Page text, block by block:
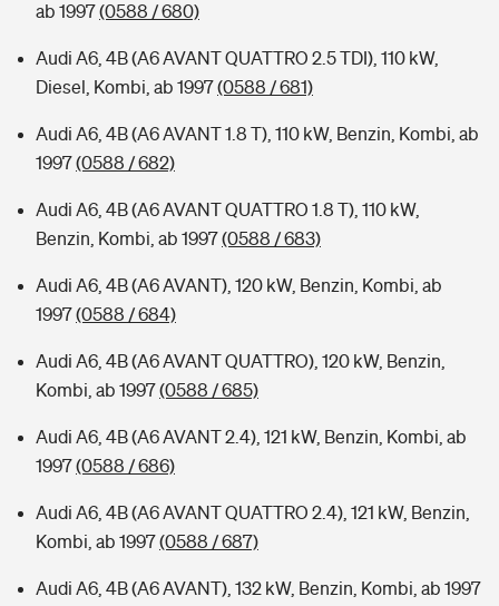
ab 1997(0588 / 680)
Audi A6, 4B (A6 AVANT QUATTRO 2.5 TDI), 110 kW,
Diesel, Kombi, ab 1997(0588 / 681)
Audi A6, 4B (A6 AVANT 1.8 T), 110 kW, Benzin, Kombi, ab
1997(0588 / 682)
Audi A6, 4B (A6 AVANT QUATTRO 1.8 T), 110 kW,
Benzin, Kombi, ab 1997(0588 / 683)
Audi A6, 4B (A6 AVANT), 120 kW, Benzin, Kombi, ab
1997(0588 / 684)
Audi A6, 4B (A6 AVANT QUATTRO), 120 kW, Benzin,
Kombi, ab 1997(0588 / 685)
Audi A6, 4B (A6 AVANT 2.4), 121 kW, Benzin, Kombi, ab
1997(0588 / 686)
Audi A6, 4B (A6 AVANT QUATTRO 2.4), 121 kW, Benzin,
Kombi, ab 1997(0588 / 687)
Audi A6, 4B (A6 AVANT), 132 kW, Benzin, Kombi, ab 1997